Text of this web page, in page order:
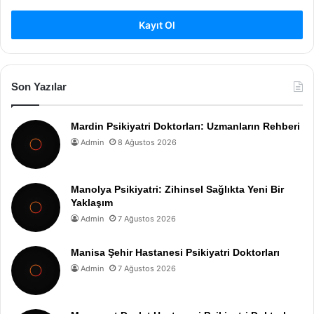
Kayıt Ol
Son Yazılar
Mardin Psikiyatri Doktorları: Uzmanların Rehberi
Admin 8 Ağustos 2026
Manolya Psikiyatri: Zihinsel Sağlıkta Yeni Bir
Yaklaşım
Admin 7 Ağustos 2026
Manisa Şehir Hastanesi Psikiyatri Doktorları
Admin 7 Ağustos 2026